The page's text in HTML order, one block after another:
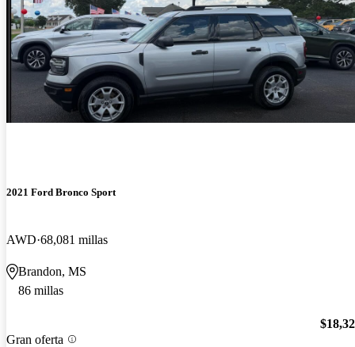
2021 Ford Bronco Sport
AWD 68,081 millas
Brandon, MS
86 millas
Gran oferta